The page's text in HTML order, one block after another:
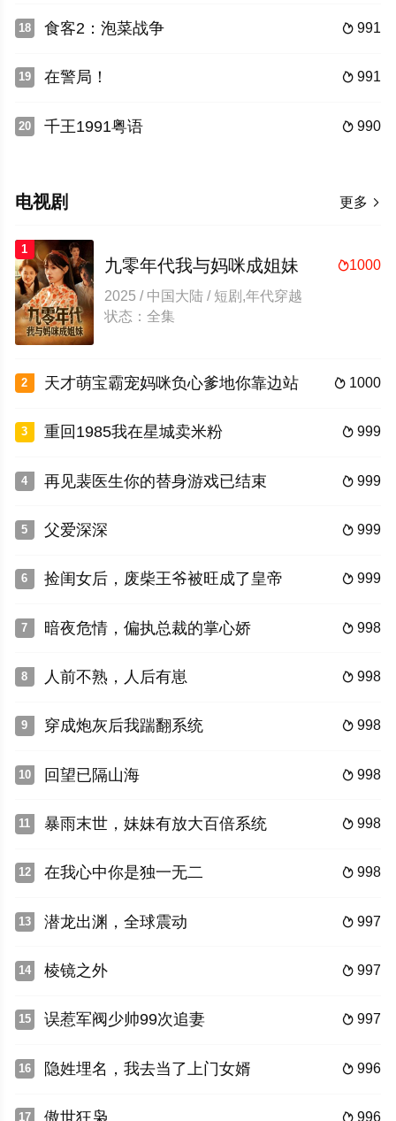
18  991
食客2：泡菜战争
19  991
在警局！
20  990
千王1991粤语
更多 
电视剧
1
1000
九零年代我与妈咪成姐妹
2025 / 中国大陆 / 短剧,年代穿越
状态：全集
2  1000
天才萌宝霸宠妈咪负心爹地你靠边站
3  999
重回1985我在星城卖米粉
4  999
再见裴医生你的替身游戏已结束
5  999
父爱深深
6  999
捡闺女后，废柴王爷被旺成了皇帝
7  998
暗夜危情，偏执总裁的掌心娇
8  998
人前不熟，人后有崽
9  998
穿成炮灰后我踹翻系统
10  998
回望已隔山海
11  998
暴雨末世，妹妹有放大百倍系统
12  998
在我心中你是独一无二
13  997
潜龙出渊，全球震动
14  997
棱镜之外
15  997
误惹军阀少帅99次追妻
16  996
隐姓埋名，我去当了上门女婿
17  996